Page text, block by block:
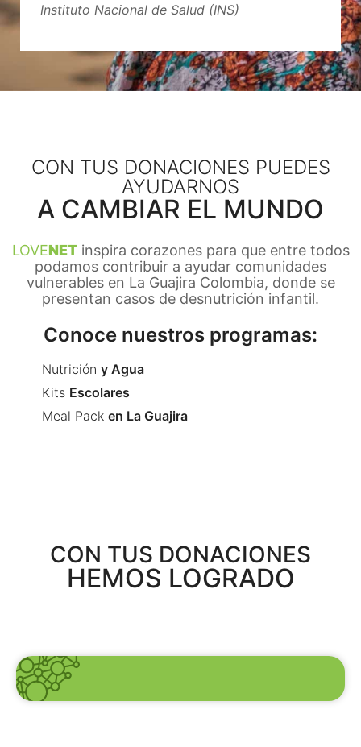
Instituto Nacional de Salud (INS)
CON TUS DONACIONES PUEDES
AYUDARNOS
A CAMBIAR EL MUNDO
LOVENETinspira corazones para que entre todos
podamos contribuir a ayudar comunidades
vulnerables en La Guajira Colombia, donde se
presentan casos de desnutrición infantil.
Conoce nuestros programas:
Nutrición y Agua
Kits Escolares
Meal Pack en La Guajira
CON TUS DONACIONES
HEMOS LOGRADO